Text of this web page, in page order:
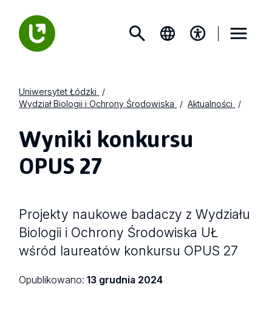
Uniwersytet Łódzki
Wydział Biologii i Ochrony Środowiska
Aktualności
Wyniki konkursu
OPUS 27
Projekty naukowe badaczy z Wydziału
Biologii i Ochrony Środowiska UŁ
wśród laureatów konkursu OPUS 27
Opublikowano:13 grudnia 2024